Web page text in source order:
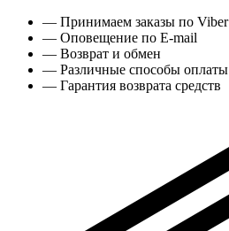
— Принимаем заказы по Viber
— Оповещение по E-mail
— Возврат и обмен
— Различные способы оплаты
— Гарантия возврата средств